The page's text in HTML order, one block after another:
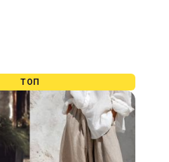
ТОП